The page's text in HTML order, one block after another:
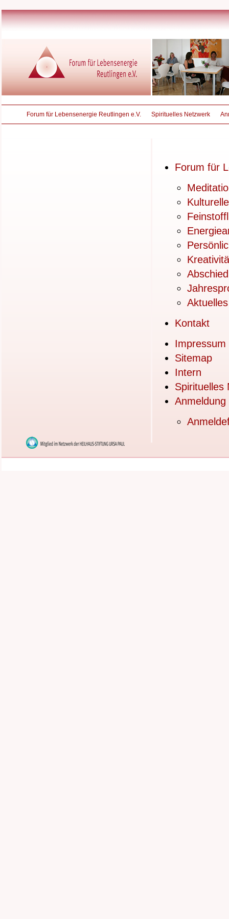
Forum für Lebensenergie Reutlingen e.V. Spirituelles Netzwerk
Forum für
Aktuelles
Kontakt
Impressum
Sitemap
Intern
Spirituelles
Anmeldung